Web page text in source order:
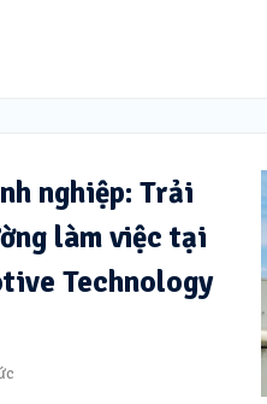
nghiệp: Trải
làm việc tại
Technology